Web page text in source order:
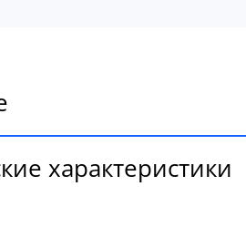
характеристики